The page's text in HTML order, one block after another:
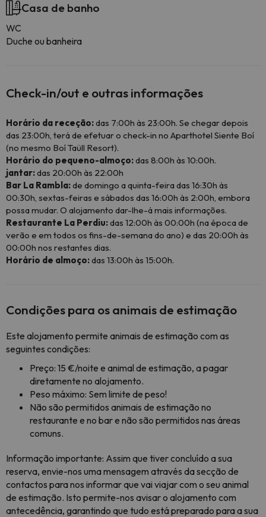
Casa de banho
WC
Duche ou banheira
Check-in/out e outras informações
Horário da receção:das 7:00h às 23:00h. Se chegar depois
das 23:00h, terá de efetuar o check-in no Aparthotel Siente Boí
(no mesmo Boí Taüll Resort).
Horário do pequeno-almoço:das 8:00h às 10:00h.
jantar:das 20:00h às 22:00h
Bar La Rambla:de domingo a quinta-feira das 16:30h às
00:30h, sextas-feiras e sábados das 16:00h às 2:00h, embora
possa mudar. O alojamento dar-lhe-á mais informações.
Restaurante La Perdiu:das 12:00h às 00:00h (na época de
verão e em todos os fins-de-semana do ano) e das 20:00h às
00:00h nos restantes dias.
Horário de almoço:das 13:00h às 15:00h.
Condições para os animais de estimação
Este alojamento permite animais de estimação com as
seguintes condições:
Preço: 15 €/noite e animal de estimação, a pagar
diretamente no alojamento.
Peso máximo: Sem limite de peso!
Não são permitidos animais de estimação no
restaurante e no bar e não são permitidos nas áreas
comuns.
Informação importante: Assim que tiver concluído a sua
reserva, envie-nos uma mensagem através da secção de
contactos para nos informar que vai viajar com o seu animal
de estimação. Isto permite-nos avisar o alojamento com
antecedência, garantindo que tudo está preparado para a sua